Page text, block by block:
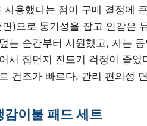
사용했다는 점이 구매 결정에
)으로 통기성을 잡고 안감은
는 순간부터 시원했고, 자는
서 집먼지 진드기 걱정이 줄
건조가 빠르다. 관리 편의성
감이불 패드 세트